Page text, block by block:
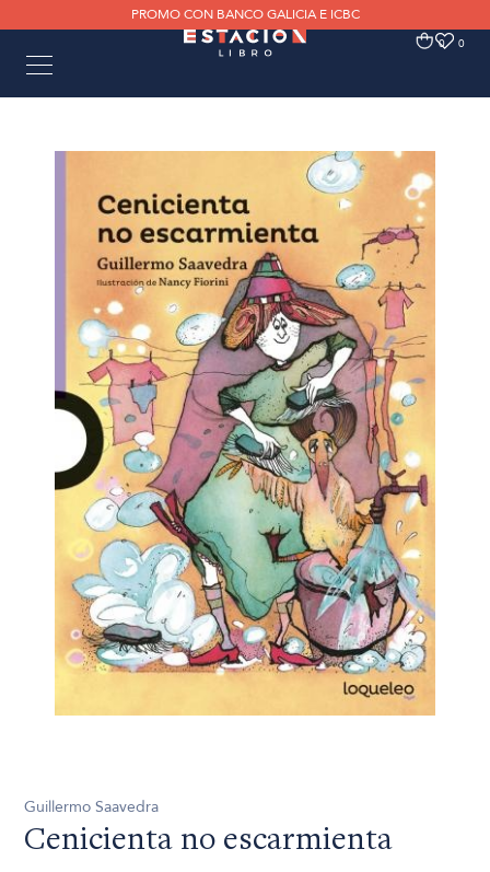
PROMO CON BANCO GALICIA E ICBC
0 0
Guillermo Saavedra
Cenicienta no escarmienta